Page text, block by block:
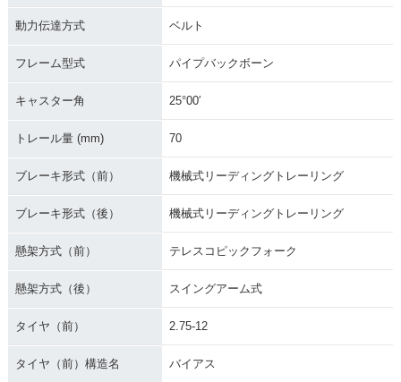
動力伝達方式 ベルト
フレーム型式 パイプバックボーン
キャスター角 25°00′
トレール量 (mm) 70
ブレーキ形式（前） 機械式リーディングトレーリング
ブレーキ形式（後） 機械式リーディングトレーリング
懸架方式（前） テレスコピックフォーク
懸架方式（後） スイングアーム式
タイヤ（前） 2.75-12
タイヤ（前）構造名 バイアス